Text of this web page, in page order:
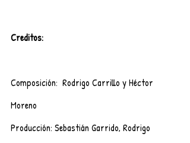
Creditos:
Composición:  Rodrigo Carrillo y Héctor
Moreno
Producción: Sebastián Garrido, Rodrigo